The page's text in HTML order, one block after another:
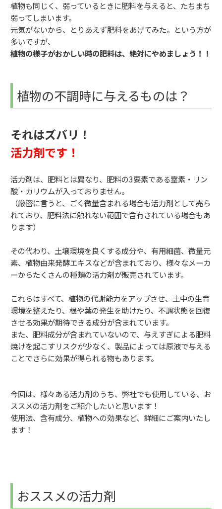
植物も同じく、弱っているときに肥料を与えると、たちまち
弱ってしまいます。
元気がないから、とりあえず肥料をあげてみた。という方が
多いですが、
植物の様子がおかしい時の肥料は、絶対にやめましょう！！
植物の不調時に与えるものは？
それはズバリ！
活力剤です！
活力剤は、肥料とは異なり、肥料の3要素である窒素・リン
酸・カリウムが入っておりません。
（厳密に言うと、ごく微量含まれる場合も活力剤として売ら
れており、肥料法に触れない範囲で含有されている場合もあ
ります）
その代わり、土壌環境を良くする成分や、有用細菌、微量元
素、植物由来発酵エキスなどが含まれており、様々なメーカ
ーからたくさんの種類の活力剤が販売されています。
これらはすべて、植物の代謝能力をアップさせ、土中の生育
環境を整えたり、根や葉の発生を助けたり、不調状態を回復
させる効果が期待できる成分が含まれています。
また、肥料成分が含まれていないので、与えすぎによる肥料
焼けを起こすリスクが少なく、製品によっては原液で与える
ことでさらに効果が得られる物もあります。
今回は、様々ある活力剤のうち、弊社でも使用している、お
ススメの活力剤をご紹介したいと思います！
使用法、含有成分、植物への効果など、詳細にご案内いたし
ます！
おススメの活力剤